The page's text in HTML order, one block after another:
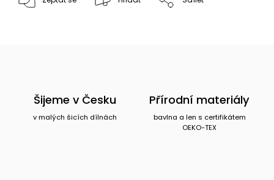
Šijeme v Česku
v malých šicích dílnách
Přírodní materiály
bavlna a len s certifikátem
OEKO-TEX